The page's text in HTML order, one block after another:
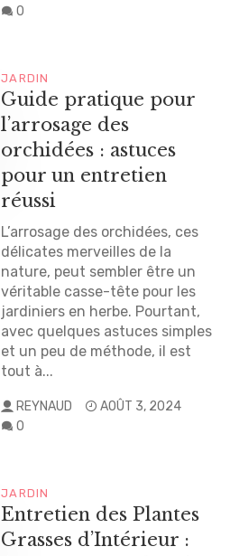
0
JARDIN
Guide pratique pour
l’arrosage des
orchidées : astuces
pour un entretien
réussi
L’arrosage des orchidées, ces
délicates merveilles de la
nature, peut sembler être un
véritable casse-tête pour les
jardiniers en herbe. Pourtant,
avec quelques astuces simples
et un peu de méthode, il est
tout à...
REYNAUD
AOÛT 3, 2024
0
JARDIN
Entretien des Plantes
Grasses d’Intérieur :